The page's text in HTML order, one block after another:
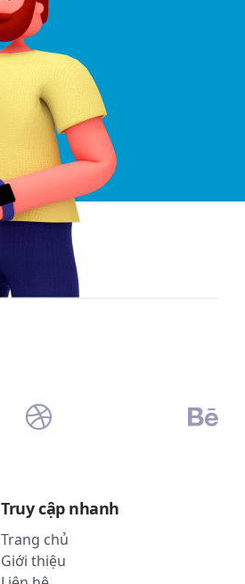
Truy cập nhanh
Trang chủ
Giới thiệu